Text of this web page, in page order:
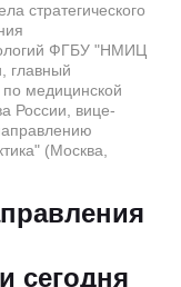
стратегического
ФГБУ "НМИЦ
главный
медицинской
России, вице-
(Москва,
сегодня